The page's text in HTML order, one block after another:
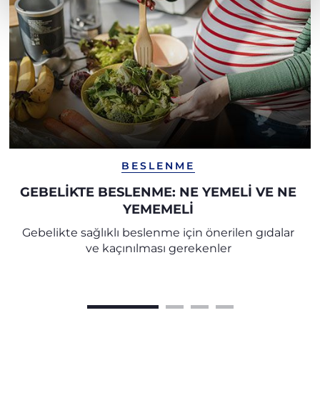
BESLENME
GEBELIKTE BESLENME: NE YEMELI VE NE
YEMEMELI
Gebelikte sağlıklı beslenme için önerilen gıdalar
ve kaçınılması gerekenler